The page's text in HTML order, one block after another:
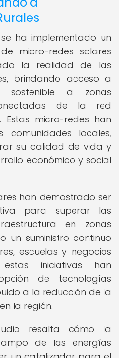
se ha implementado un
micro-redes solares
la realidad de las
brindando acceso a
a zonas
de la red
Estas micro-redes han
locales,
su calidad de vida y
económico y social
han demostrado ser
para superar las
en zonas
un suministro continuo
escuelas y negocios
estas iniciativas han
de tecnologías
a la reducción de la
la región.
resalta cómo la
de las energías